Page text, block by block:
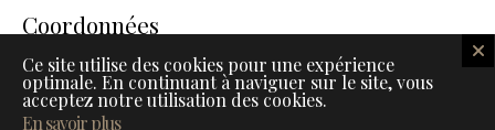
Coordonnées
Vallon de FontBonne, 05560 Vars
+33 4 92 23 59 18
Ce site utilise des cookies pour une expérience
optimale. En continuant à naviguer sur le site, vous
acceptez notre utilisation des cookies.
En savoir plus